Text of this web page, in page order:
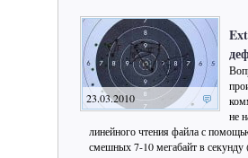
23.03.2010
не
линейного чтения файла с
смешных 7-10 мегабайт в секунду